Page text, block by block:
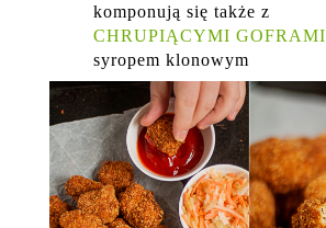
komponują się także z
CHRUPIĄCYMI GOFRAMI
syropem klonowym